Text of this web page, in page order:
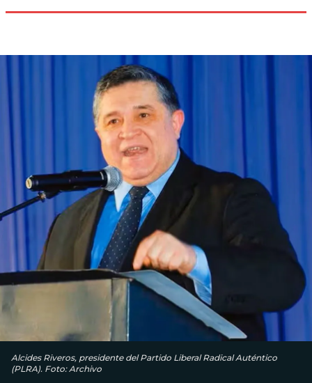
Alcides Riveros, presidente del Partido Liberal Radical Auténtico
(PLRA). Foto: Archivo